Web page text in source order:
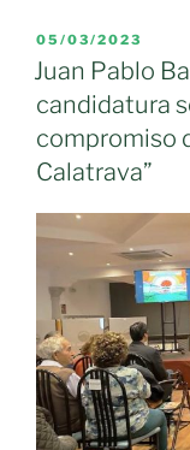
PUBLICADO
EL
05/03/2023
Juan Pablo
candidatura
compromiso
Calatrava”